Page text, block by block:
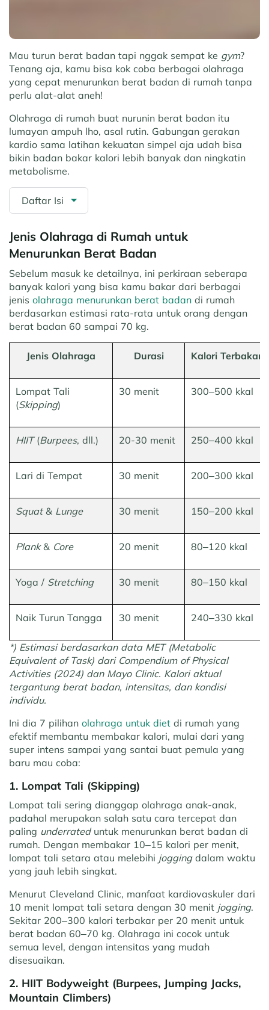
Mau turun berat badan tapi nggak sempat ke gym?
Tenang aja, kamu bisa kok coba berbagai olahraga
yang cepat menurunkan berat badan di rumah tanpa
perlu alat-alat aneh!
Olahraga di rumah buat nurunin berat badan itu
lumayan ampuh lho, asal rutin. Gabungan gerakan
kardio sama latihan kekuatan simpel aja udah bisa
bikin badan bakar kalori lebih banyak dan ningkatin
metabolisme.
Daftar Isi
Jenis Olahraga di Rumah untuk
Menurunkan Berat Badan
Sebelum masuk ke detailnya, ini perkiraan seberapa
banyak kalori yang bisa kamu bakar dari berbagai
jenis olahraga menurunkan berat badan di rumah
berdasarkan estimasi rata-rata untuk orang dengan
berat badan 60 sampai 70 kg.
Jenis Olahraga Durasi Kalori Terbakar*
Lompat Tali
(Skipping)
30 menit 300–500 kkal
HIIT(Burpees, dll.) 20-30 menit 250–400 kkal
Lari di Tempat 30 menit 200–300 kkal
Squat& Lunge 30 menit 150–200 kkal
Plank& Core 20 menit 80–120 kkal
Yoga / Stretching 30 menit 80–150 kkal
Naik Turun Tangga 30 menit 240–330 kkal
*) Estimasi berdasarkan data MET (Metabolic
Equivalent of Task) dari Compendium of Physical
Activities (2024) dan Mayo Clinic. Kalori aktual
tergantung berat badan, intensitas, dan kondisi
individu.
Ini dia 7 pilihan olahraga untuk diet di rumah yang
efektif membantu membakar kalori, mulai dari yang
super intens sampai yang santai buat pemula yang
baru mau coba:
1. Lompat Tali (Skipping)
Lompat tali sering dianggap olahraga anak-anak,
padahal merupakan salah satu cara tercepat dan
paling underrateduntuk menurunkan berat badan di
rumah. Dengan membakar 10–15 kalori per menit,
lompat tali setara atau melebihi joggingdalam waktu
yang jauh lebih singkat.
Menurut Cleveland Clinic, manfaat kardiovaskuler dari
10 menit lompat tali setara dengan 30 menit jogging.
Sekitar 200–300 kalori terbakar per 20 menit untuk
berat badan 60–70 kg. Olahraga ini cocok untuk
semua level, dengan intensitas yang mudah
disesuaikan.
2. HIIT Bodyweight (Burpees, Jumping Jacks,
Mountain Climbers)